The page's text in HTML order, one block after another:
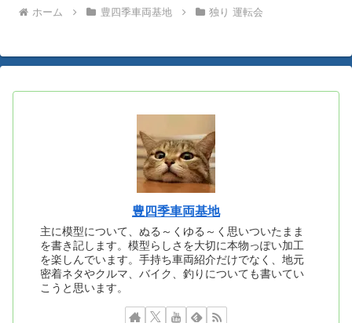
ホーム 豊四季車両基地 独り 運転会
豊四季車両基地
主に模型について、ぬる～くゆる～く思いついたまま
を書き記します。模型らしさを大切に本物っぽい加工
を楽しんでいます。手持ち車両紹介だけでなく、地元
密着ネタやクルマ、バイク、釣りについても書いてい
こうと思います。